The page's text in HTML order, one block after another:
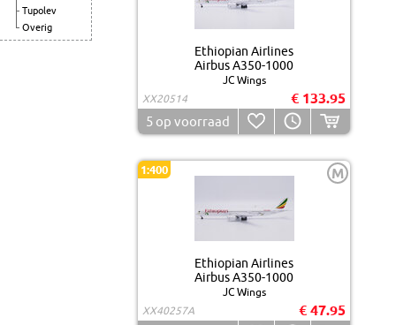
Tupolev
Overig
Ethiopian Airlines
Airbus A350-1000
JC Wings
XX20514
€ 133.95
5 op voorraad
1:400 M
Ethiopian Airlines
Airbus A350-1000
JC Wings
XX40257A
€ 47.95